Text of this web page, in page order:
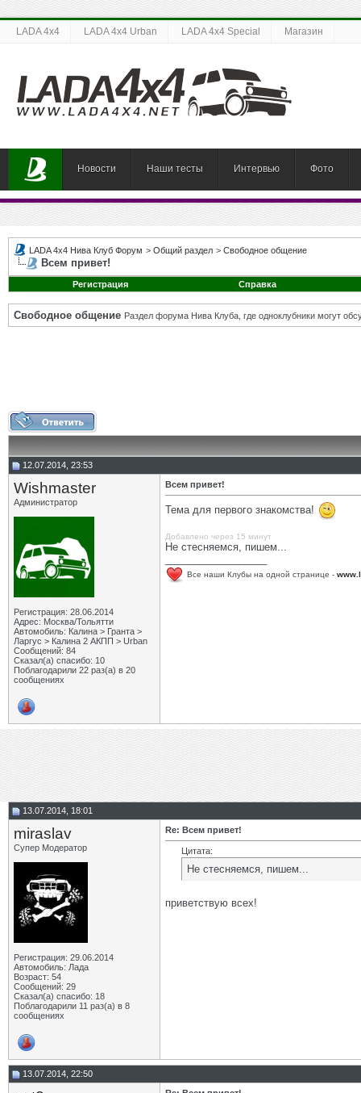
LADA 4x4 LADA 4x4 Urban LADA 4x4 Special Магазин
Новости Наши тесты Интервью Фото
LADA 4x4 Нива Клуб Форум > Общий раздел > Свободное общение
Всем привет!
Регистрация Справка
Свободное общение Раздел форума Нива Клуба, где одноклубники могут
12.07.2014, 23:53
Wishmaster
Администратор
Регистрация: 28.06.2014
Адрес: Москва/Тольятти
Автомобиль: Калина > Гранта >
Ларгус > Калина 2 АКПП > Urban
Сообщений: 84
Сказал(а) спасибо: 10
Поблагодарили 22 раз(а) в 20
сообщениях
Всем привет!
Тема для первого знакомства!
Добавлено через 15 минут
Не стесняемся, пишем...
Все наши Клубы на одной странице -
13.07.2014, 18:01
miraslav
Супер Модератор
Регистрация: 29.06.2014
Автомобиль: Лада
Возраст: 54
Сообщений: 29
Сказал(а) спасибо: 18
Поблагодарили 11 раз(а) в 8
сообщениях
Re: Всем привет!
Цитата:
Не стесняемся, пишем...
приветствую всех!
13.07.2014, 22:50